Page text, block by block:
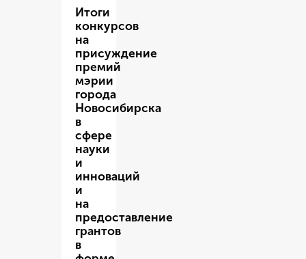
Итоги
конкурсов
на
присуждение
премий
мэрии
города
Новосибирска
в
сфере
науки
и
инноваций
и
на
предоставление
грантов
в